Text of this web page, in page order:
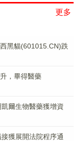
更多
黑貓(601015.CN)跌
，畢得醫藥
爾生物醫藥獲增資
獲展開法院程序通